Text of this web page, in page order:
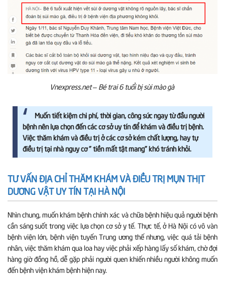
Vnexpress.net – Bé trai 6 tuổi bị sùi mào gà
Muốn tiết kiệm chi phí, thời gian, công sức ngay từ đầu người
bệnh nên lựa chọn đến các cơ sở uy tín để khám và điều trị bệnh.
Việc thăm khám và điều trị ở các cơ sở kém chất lượng, hay tự
điều trị tại nhà nguy cơ ” tiền mất tật mang” khó tránh khỏi.
TƯ VẤN ĐỊA CHỈ THĂM KHÁM VÀ ĐIỀU TRỊ MỤN THỊT
DƯƠNG VẬT UY TÍN TẠI HÀ NỘI
Nhìn chung, muốn khám bệnh chính xác và chữa bệnh hiệu quả người bệnh
cần sáng suốt trong việc lựa chọn cơ sở y tế. Thực tế, ở Hà Nội có vô vàn
bệnh viện lớn, bệnh viện tuyến Trung ương thế nhưng, việc quá tải bệnh
nhân, việc thăm khám qua loa hay việc phải xếp hàng lấy số khám, chờ đợi
hàng giờ đồng hồ, dễ gặp phải người quen khiến nhiều người không muốn
đến bệnh viện khám bệnh hiện nay.